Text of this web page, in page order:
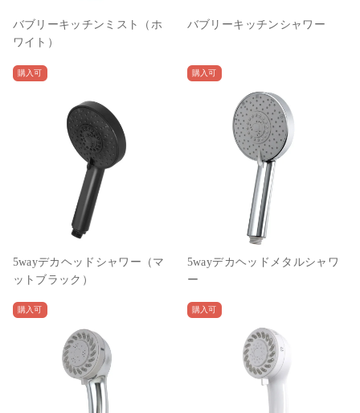
バブリーキッチンミスト（ホ
ワイト）
バブリーキッチンシャワー
購入可
5wayデカヘッドシャワー（マ
ットブラック）
購入可
5wayデカヘッドメタルシャワ
ー
購入可 購入可